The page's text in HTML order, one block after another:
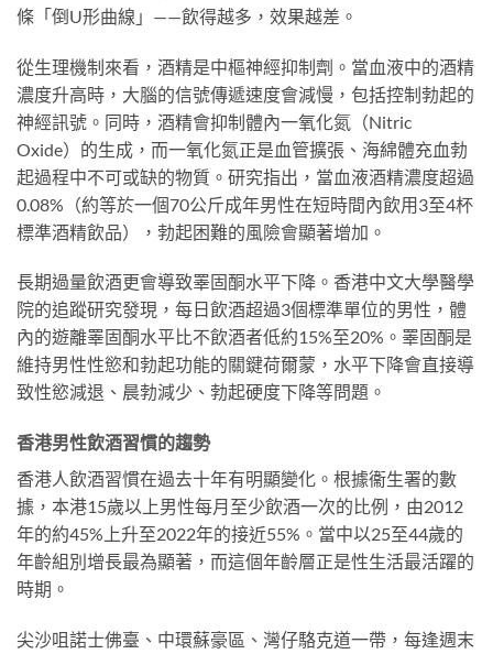
條「倒U形曲線」——飲得越多，效果越差。
從生理機制來看，酒精是中樞神經抑制劑。當血液中的酒精
濃度升高時，大腦的信號傳遞速度會減慢，包括控制勃起的
神經訊號。同時，酒精會抑制體內一氧化氮（Nitric
Oxide）的生成，而一氧化氮正是血管擴張、海綿體充血勃
起過程中不可或缺的物質。研究指出，當血液酒精濃度超過
0.08%（約等於一個70公斤成年男性在短時間內飲用3至4杯
標準酒精飲品），勃起困難的風險會顯著增加。
長期過量飲酒更會導致睪固酮水平下降。香港中文大學醫學
院的追蹤研究發現，每日飲酒超過3個標準單位的男性，體
內的遊離睪固酮水平比不飲酒者低約15%至20%。睪固酮是
維持男性性慾和勃起功能的關鍵荷爾蒙，水平下降會直接導
致性慾減退、晨勃減少、勃起硬度下降等問題。
香港男性飲酒習慣的趨勢
香港人飲酒習慣在過去十年有明顯變化。根據衞生署的數
據，本港15歲以上男性每月至少飲酒一次的比例，由2012
年的約45%上升至2022年的接近55%。當中以25至44歲的
年齡組別增長最為顯著，而這個年齡層正是性生活最活躍的
時期。
尖沙咀諾士佛臺、中環蘇豪區、灣仔駱克道一帶，每逢週末